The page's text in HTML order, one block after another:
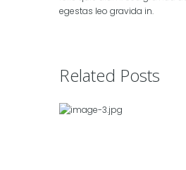
egestas leo gravida in.
Related Posts